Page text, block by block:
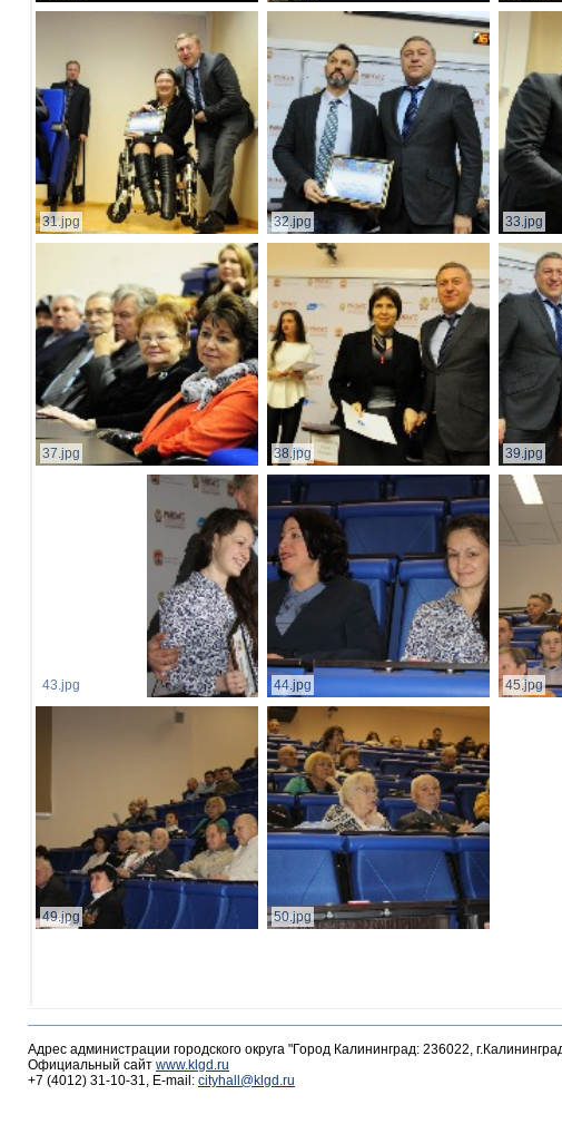
31.jpg 32.jpg 33.jpg
37.jpg 38.jpg 39.jpg
43.jpg 44.jpg 45.jpg
49.jpg 50.jpg
Адрес администрации городского округа "Город Калининград: 236022,
Официальный сайт www.klgd.ru
+7 (4012) 31-10-31, E-mail: cityhall@klgd.ru